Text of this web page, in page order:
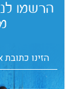
הרשמו